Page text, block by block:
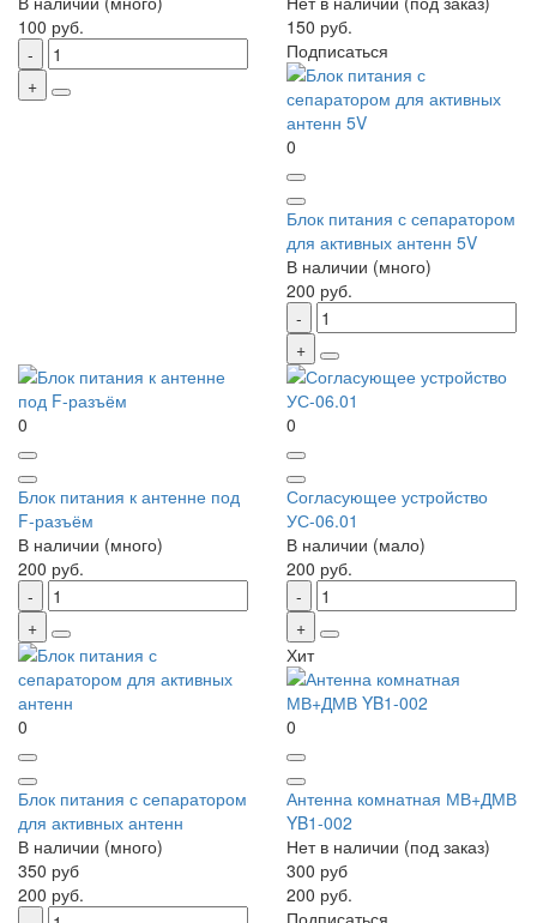
100 руб.
150 руб.
Подписаться
0
Блок питания с сепаратором
для активных антенн 5V
В наличии (много)
200 руб.
0
Блок питания к антенне под
F-разъём
В наличии (много)
200 руб.
0
Согласующее устройство
УС-06.01
В наличии (мало)
200 руб.
0
Блок питания с сепаратором
для активных антенн
В наличии (много)
350 руб
200 руб.
Хит
0
Антенна комнатная МВ+ДМВ
YB1-002
Нет в наличии (под заказ)
300 руб
200 руб.
Подписаться